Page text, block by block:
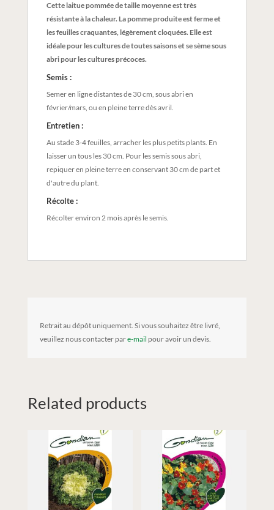
Cette laitue pommée de taille moyenne est très
résistante à la chaleur. La pomme produite est ferme et
les feuilles craquantes, légèrement cloquées. Elle est
idéale pour les cultures de toutes saisons et se sème sous
abri pour les cultures précoces.
Semis :
Semer en ligne distantes de 30 cm, sous abri en
février/mars, ou en pleine terre dès avril.
Entretien :
Au stade 3-4 feuilles, arracher les plus petits plants. En
laisser un tous les 30 cm. Pour les semis sous abri,
repiquer en pleine terre en conservant 30 cm de part et
d'autre du plant.
Récolte :
Récolter environ 2 mois après le semis.
Retrait au dépôt uniquement. Si vous souhaitez être livré,
veuillez nous contacter pare-mail pour avoir un devis.
Related products